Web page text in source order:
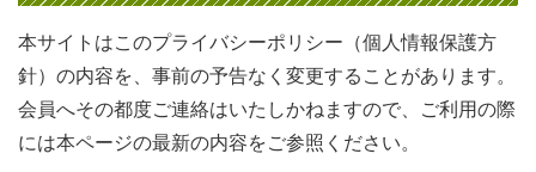
本サイトはこのプライバシーポリシー（個人情報保護方
針）の内容を、事前の予告なく変更することがあります。
会員へその都度ご連絡はいたしかねますので、ご利用の際
には本ページの最新の内容をご参照ください。